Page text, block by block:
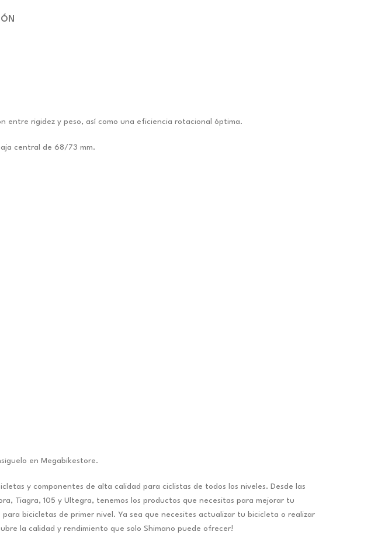
entre rigidez y peso, así como una eficiencia rotacional óptima.
central de 68/73 mm.
en Megabikestore.
y componentes de alta calidad para ciclistas de todos los niveles. Desde las
Tiagra, 105 y Ultegra, tenemos los productos que necesitas para mejorar tu
bicicletas de primer nivel. Ya sea que necesites actualizar tu bicicleta o realizar
la calidad y rendimiento que solo Shimano puede ofrecer!